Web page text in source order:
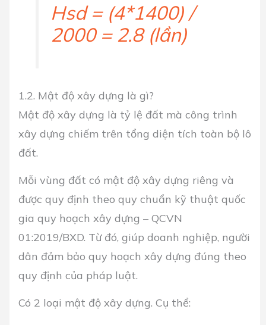
Hsd = (4*1400) /
2000 = 2.8 (lần)
1.2. Mật độ xây dựng là gì?
Mật độ xây dựng là tỷ lệ đất mà công trình
xây dựng chiếm trên tổng diện tích toàn bộ lô
đất.
Mỗi vùng đất có mật độ xây dựng riêng và
được quy định theo quy chuẩn kỹ thuật quốc
gia quy hoạch xây dựng – QCVN
01:2019/BXD. Từ đó, giúp doanh nghiệp, người
dân đảm bảo quy hoạch xây dựng đúng theo
quy định của pháp luật.
Có 2 loại mật độ xây dựng. Cụ thể: